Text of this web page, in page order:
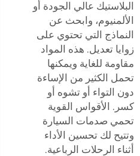
البلاستيك عالي الجودة أو
الألمنيوم، وابحث عن
النماذج التي تحتوي على
زوايا تعديل. هذه المواد
مقاومة للغاية ويمكنها
تحمل الكثير من الإساءة
دون التواء أو تشوه أو
كسر. الأقواس القوية
تحمي صدمات السيارة
وتتيح لك تحسين الأداء
أثناء الرحلات الرباعية.